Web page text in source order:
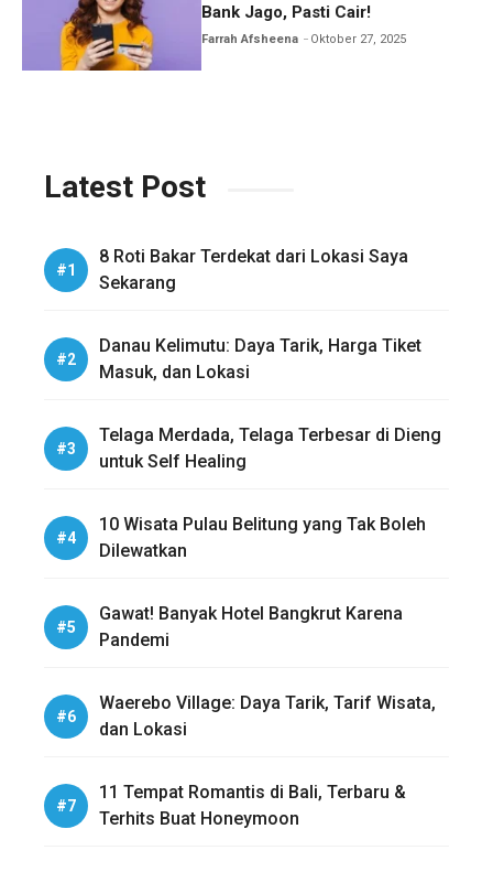
Bank Jago, Pasti Cair!
Farrah Afsheena Oktober 27, 2025
Latest Post
8 Roti Bakar Terdekat dari Lokasi Saya
Sekarang
Danau Kelimutu: Daya Tarik, Harga Tiket
Masuk, dan Lokasi
Telaga Merdada, Telaga Terbesar di Dieng
untuk Self Healing
10 Wisata Pulau Belitung yang Tak Boleh
Dilewatkan
Gawat! Banyak Hotel Bangkrut Karena
Pandemi
Waerebo Village: Daya Tarik, Tarif Wisata,
dan Lokasi
11 Tempat Romantis di Bali, Terbaru &
Terhits Buat Honeymoon